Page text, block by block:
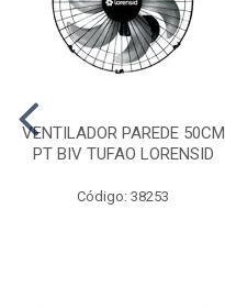
VENTILADOR PAREDE 50CM
PT BIV TUFAO LORENSID
Código: 38253